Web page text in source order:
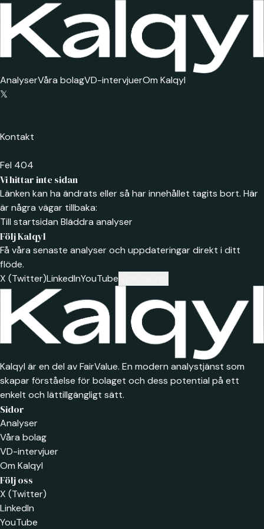
AnalyserVåra bolagVD-intervjuerOm Kalqyl
𝕏
Kontakt
Fel 404
Vi hittar inte sidan
Länken kan ha ändrats eller så har innehållet tagits bort. Här
är några vägar tillbaka:
Till startsidan Bläddra analyser
Följ Kalqyl
Få våra senaste analyser och uppdateringar direkt i ditt
flöde.
X (Twitter)LinkedInYouTube
Kalqyl är en del av FairValue. En modern analystjänst som
skapar förståelse för bolaget och dess potential på ett
enkelt och lättillgängligt sätt.
Sidor
Analyser
Våra bolag
VD-intervjuer
Om Kalqyl
Följ oss
X (Twitter)
LinkedIn
YouTube